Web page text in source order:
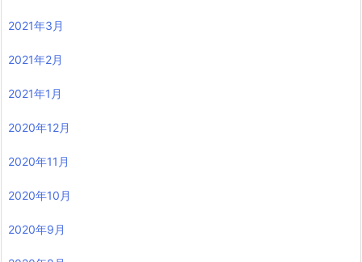
2021年3月
2021年2月
2021年1月
2020年12月
2020年11月
2020年10月
2020年9月